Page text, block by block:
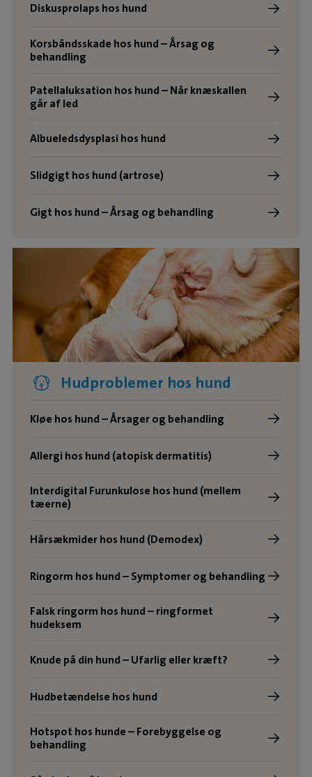
Diskusprolaps hos hund
Korsbåndsskade hos hund – Årsag og
behandling
Patellaluksation hos hund – Når knæskallen
går af led
Albueledsdysplasi hos hund
Slidgigt hos hund (artrose)
Gigt hos hund – Årsag og behandling
Hudproblemer hos hund
Kløe hos hund – Årsager og behandling
Allergi hos hund (atopisk dermatitis)
Interdigital Furunkulose hos hund (mellem
tæerne)
Hårsækmider hos hund (Demodex)
Ringorm hos hund – Symptomer og behandling
Falsk ringorm hos hund – ringformet
hudeksem
Knude på din hund – Ufarlig eller kræft?
Hudbetændelse hos hund
Hotspot hos hunde – Forebyggelse og
behandling